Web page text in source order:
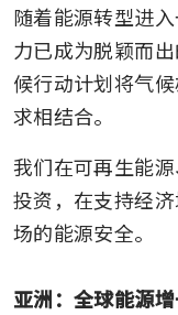
随着能源转型进
力已成为脱颖而
候行动计划将气
求相结合。
我们在可再生能
投资，在支持经
场的能源安全。
亚洲：全球能源